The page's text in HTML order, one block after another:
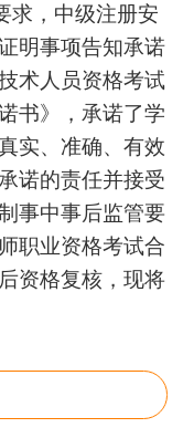
求，中级注册安
明事项告知承诺
术人员资格考试
书》，承诺了学
实、准确、有效
诺的责任并接受
事中事后监管要
职业资格考试合
资格复核，现将
育系列学历、学